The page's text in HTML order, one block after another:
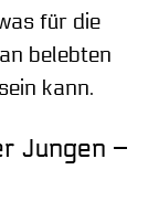
für die
belebten
kann.
Jungen –